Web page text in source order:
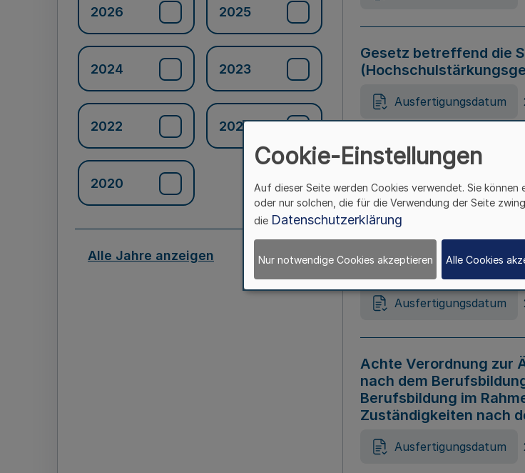
2026 2025
2024 2023
2022 2021
2020
Alle Jahre anzeigen
Gesetz betreffend die
Ausfertigungsdatum
Gesetz zur
Ausfertigungsdatum
Gesetz zur Änderung
Ausfertigungsdatum
Achte Verordnung zur
nach dem
Berufsbildung im
Zuständigkeiten nach
Ausfertigungsdatum
Cookie-Einstellungen
Auf dieser Seite werden Cookies verwendet. Sie können
oder nur solchen, die für die Verwendung der Seite
die Datenschutzerklärung
Nur notwendige Cookies akzeptieren Alle Cookies